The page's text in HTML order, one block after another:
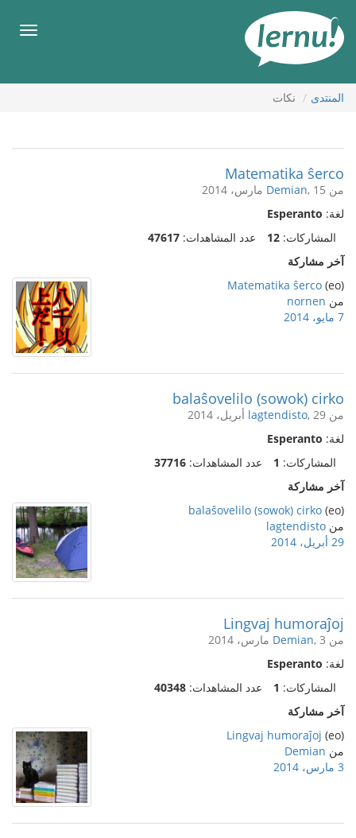
المحتويات
قائمة
المنتدى نكات
Matematika ŝerco
من Demian, 15 مارس، 2014
لغة: Esperanto
المشاركات: 12 عدد المشاهدات: 47617
آخر مشاركة
(eo)
Matematika ŝerco
من nornen
7 مايو، 2014
balaŝovelilo (sowok) cirko
من lagtendisto, 29 أبريل، 2014
لغة: Esperanto
المشاركات: 1 عدد المشاهدات: 37716
آخر مشاركة
(eo)
balaŝovelilo (sowok) cirko
من lagtendisto
29 أبريل، 2014
Lingvaj humoraĵoj
من Demian, 3 مارس، 2014
لغة: Esperanto
المشاركات: 1 عدد المشاهدات: 40348
آخر مشاركة
(eo)
Lingvaj humoraĵoj
من Demian
3 مارس، 2014